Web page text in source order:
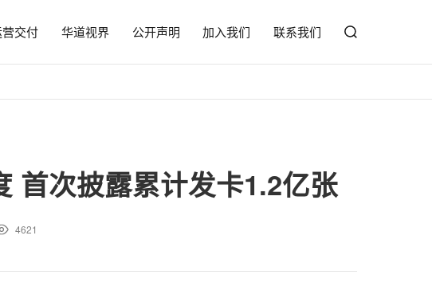
交付 华道视界 公开声明 加入我们 联系我们
首次披露累计发卡1.2亿张
4621